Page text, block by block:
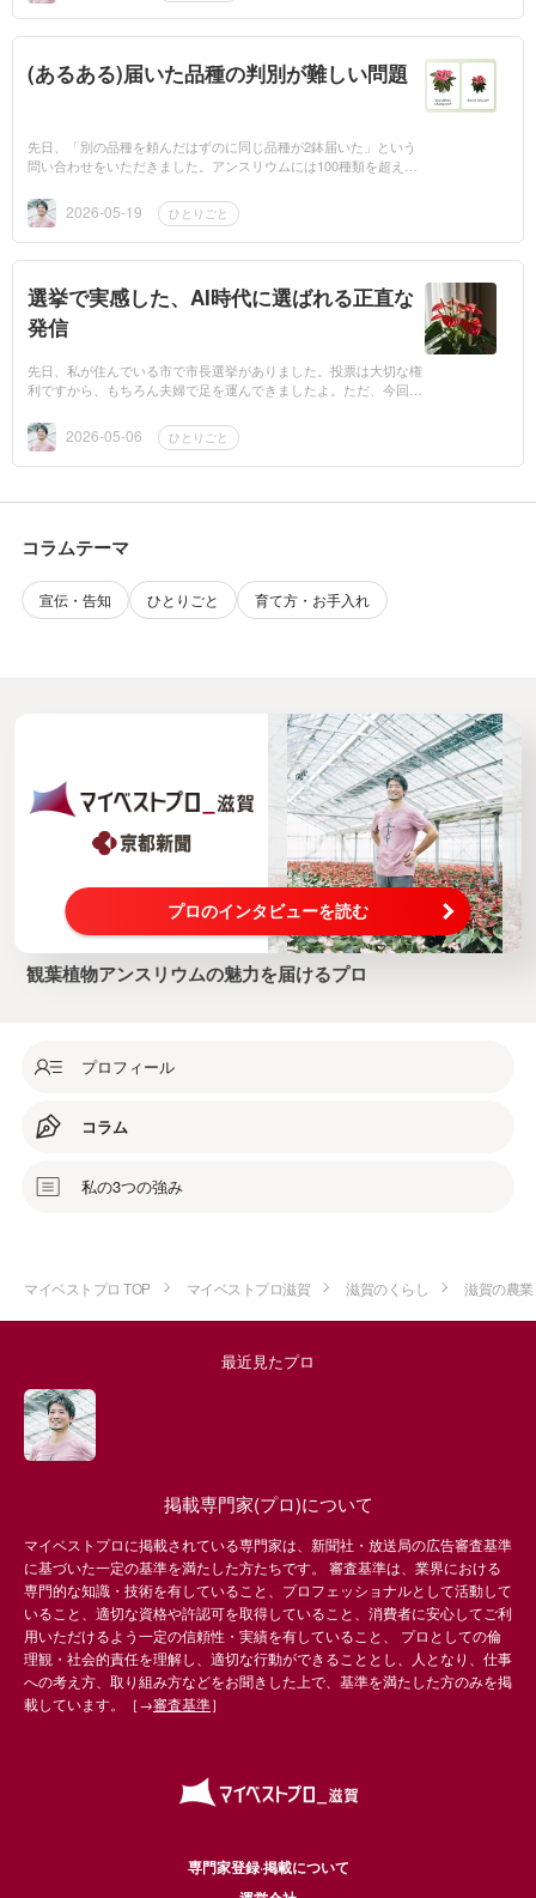
(あるある)届いた品種の判別が難しい問題
先日、「別の品種を頼んだはずのに同じ品種が2鉢届いた」という
問い合わせをいただきました。アンスリウムには100種類を超える
ったりします。...
2026-05-19 ひとりごと
選挙で実感した、AI時代に選ばれる正直な
発信
先日、私が住んでいる市で市長選挙がありました。投票は大切な権
利ですから、もちろん夫婦で足を運んできましたよ。ただ、今回は
ありませんで...
2026-05-06 ひとりごと
コラムテーマ
宣伝・告知 ひとりごと 育て方・お手入れ
プロのインタビューを読む
観葉植物アンスリウムの魅力を届けるプロ
プロフィール
コラム
私の3つの強み
マイベストプロ TOP マイベストプロ滋賀 滋賀のくらし 滋賀の農業
最近見たプロ
掲載専門家(プロ)について
マイベストプロに掲載されている専門家は、新聞社・放送局の広告審査基準
に基づいた一定の基準を満たした方たちです。 審査基準は、業界における
専門的な知識・技術を有していること、プロフェッショナルとして活動して
いること、適切な資格や許認可を取得していること、消費者に安心してご利
用いただけるよう一定の信頼性・実績を有していること、 プロとしての倫
理観・社会的責任を理解し、適切な行動ができることとし、人となり、仕事
への考え方、取り組み方などをお聞きした上で、基準を満たした方のみを掲
載しています。［→審査基準］
専門家登録·掲載について